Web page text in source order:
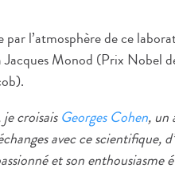
par l’atmosphère de ce
Jacques Monod (Prix Nobel
croisaisGeorges Cohen,un
avec ce scientifique,
et son enthousiasme